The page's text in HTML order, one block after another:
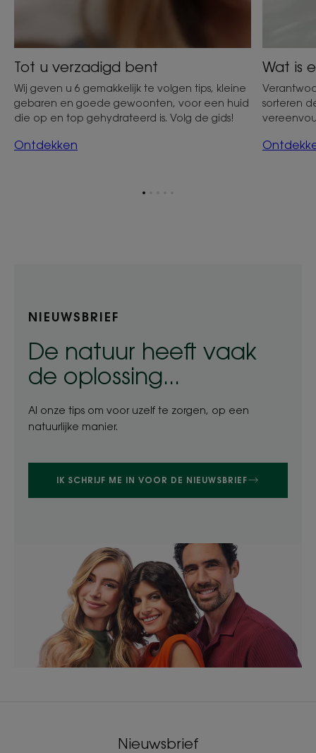
Tot u verzadigd bent
Wij geven u 6 gemakkelijk te volgen tips, kleine
gebaren en goede gewoonten, voor een huid
die op en top gehydrateerd is. Volg de gids!
Ontdekken
Wat is
sorteren
Ga
NIEUWSBRIEF
De natuur heeft vaak
de oplossing...
Al onze tips om voor uzelf te zorgen, op een
natuurlijke manier.
IK SCHRIJF ME IN VOOR DE NIEUWSBRIEF
Nieuwsbrief